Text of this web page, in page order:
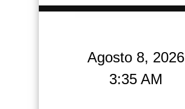
Agosto 8, 2026
3:35 AM